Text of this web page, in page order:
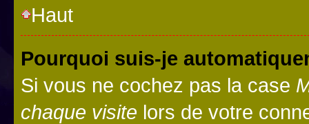
Haut
Pourquoi suis-je
Si vous ne cochez pas la case
chaque visite lors de votre